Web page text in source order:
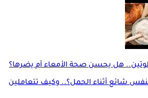
هل يحسن صحة الأمعاء أم يضرها؟
شائع أثناء الحمل؟.. وكيف تتعاملين